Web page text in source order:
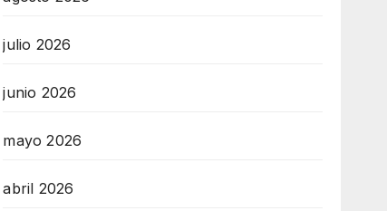
julio 2026
junio 2026
mayo 2026
abril 2026